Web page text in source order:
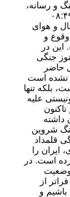
و رسانه،
و هوای
و
در
جنگی
حاضر
نشده است
بلکه تنها
علیه
داشته
شروین
قلمداد
ایران را
است. در
از
و